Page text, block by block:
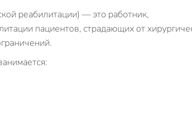
реабилитации) — это работник,
пациентов, страдающих от